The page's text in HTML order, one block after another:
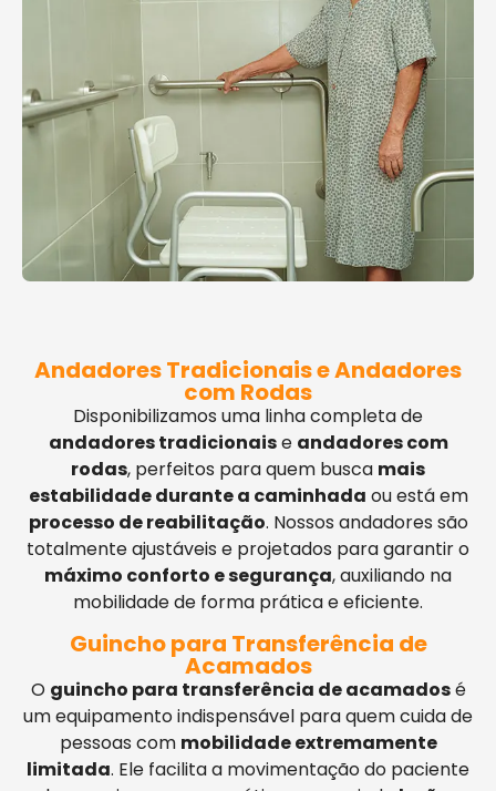
Andadores Tradicionais e Andadores
com Rodas
Disponibilizamos uma linha completa de
andadores tradicionaise andadores com
rodas, perfeitos para quem busca mais
estabilidade durante a caminhada ou está em
processo de reabilitação. Nossos andadores são
totalmente ajustáveis e projetados para garantir o
máximo conforto e segurança, auxiliando na
mobilidade de forma prática e eficiente.
Guincho para Transferência de
Acamados
O guincho para transferência de acamadosé
um equipamento indispensável para quem cuida de
pessoas com mobilidade extremamente
limitada. Ele facilita a movimentação do paciente